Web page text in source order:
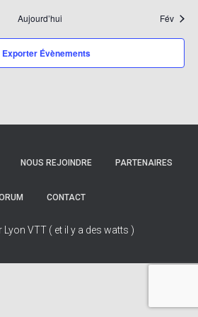
Aujourd’hui Fév
Exporter Évènements
NOUS REJOINDRE PARTENAIRES
CONTACT
Lyon VTT ( et il y a des watts )